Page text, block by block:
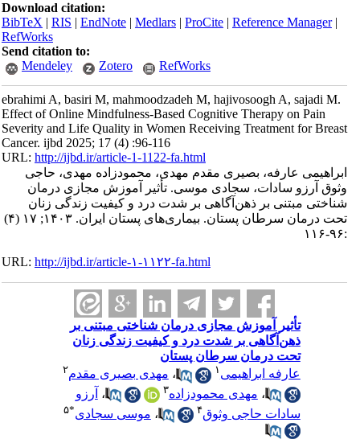
Download citation:
BibTeX|RIS|EndNote|Medlars|ProCite|Reference Manager
RefWorks
Send citation to:
Mendeley
Zotero RefWorks
ebrahimi A, basiri M, mahmoodzadeh M, hajivosoogh A, sajadi M.
Effect of Online Mindfulness-Based Cognitive Therapy on Pain
Severity and Life Quality in Women Receiving Treatment for Breast
Cancer. ijbd 2025; 17 (4) :96-116
URL:http://ijbd.ir/article-1-1122-fa.html
ابراهیمی عارفه، بصیری مقدم مهدی، محمودزاده مهدی، حاجی
وثوق آرزو سادات، سجادی موسی. تأثیر آموزش مجازی درمان
شناختی مبتنی بر ‌ذهن‌آگاهی بر شدت درد و کیفیت زندگی زنان
تحت درمان سرطان پستان. بیماری‌های پستان ایران. ۱۴۰۳; ۱۷ (۴)
URL:http://ijbd.ir/article-۱-۱۱۲۲-fa.html
تأثیر آموزش مجازی درمان شناختی مبتنی بر
‌ذهن‌آگاهی بر شدت درد و کیفیت زندگی زنان
تحت درمان سرطان پستان
عارفه ابراهیمی
،مهدی بصیری مقدم
،مهدی محمودزاده ،آرزو
سادات حاجی وثوق۴ ،موسی سجادی ۵